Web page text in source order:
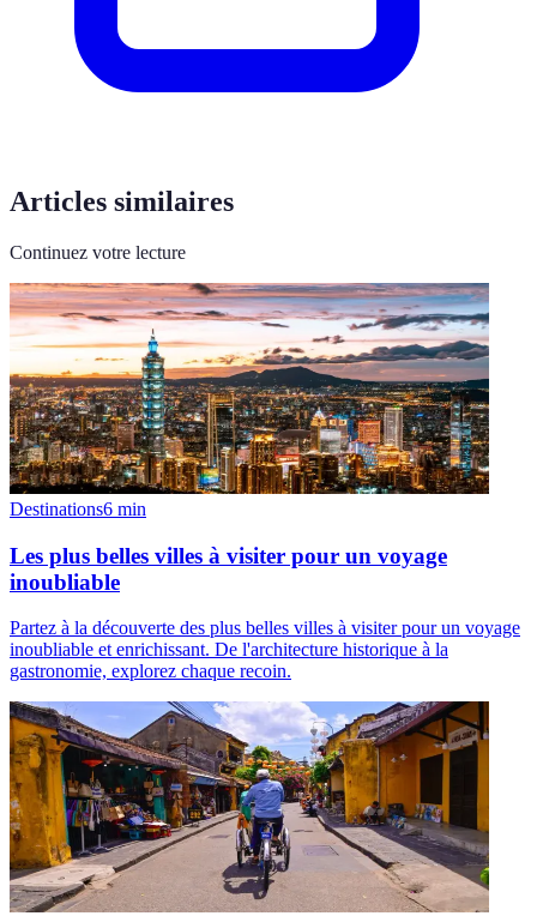
Articles similaires
Continuez votre lecture
Destinations6 min
Les plus belles villes à visiter pour un voyage
inoubliable
Partez à la découverte des plus belles villes à visiter pour un voyage
inoubliable et enrichissant. De l'architecture historique à la
gastronomie, explorez chaque recoin.